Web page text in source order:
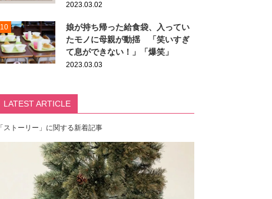
2023.03.02
10
娘が持ち帰った給食袋、入ってい
たモノに母親が動揺 「笑いすぎ
て息ができない！」「爆笑」
2023.03.03
LATEST ARTICLE
「ストーリー」に関する新着記事